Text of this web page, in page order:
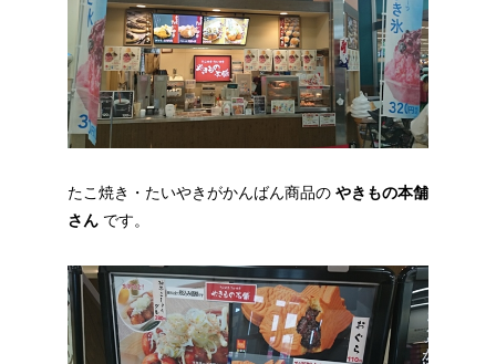
たこ焼き・たいやきがかんばん商品の やきもの本舗
さんです。